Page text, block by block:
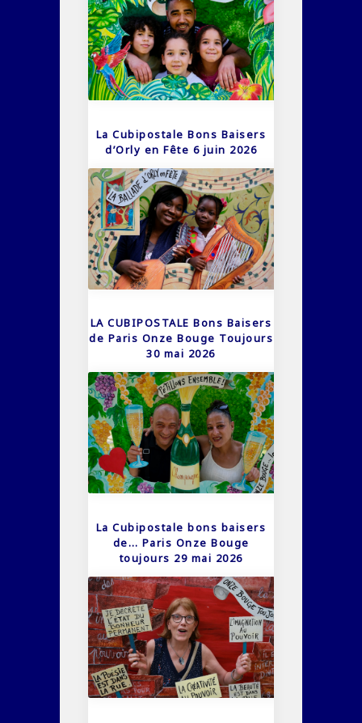
La Cubipostale Bons Baisers
d’Orly en Fête 6 juin 2026
LA CUBIPOSTALE Bons Baisers
de Paris Onze Bouge Toujours
30 mai 2026
La Cubipostale bons baisers
de… Paris Onze Bouge
toujours 29 mai 2026